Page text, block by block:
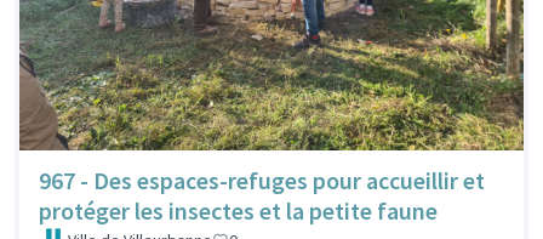
967 - Des espaces-refuges pour accueillir et
protéger les insectes et la petite faune